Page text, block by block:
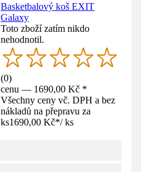
Basketbalový koš EXIT
Galaxy
Toto zboží zatím nikdo
nehodnotil.
(0)
cenu — 1690,00 Kč *
Všechny ceny vč. DPH a bez
nákladů na přepravu za
ks1690,00 Kč*/ ks